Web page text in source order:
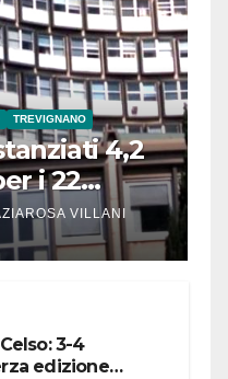
TREVIGNANO
4,2
i 22
VILLANI
3-4
edizione